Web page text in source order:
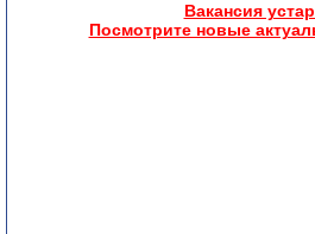
Вакансия
Посмотрите новые